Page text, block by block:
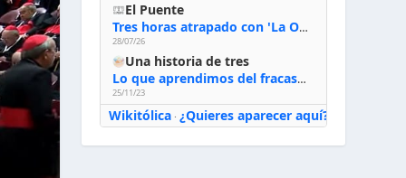
El Puente
Tres horas atrapado con 'La Odisea' de Nolan
28/07/26
Una historia de tres
Lo que aprendimos del fracaso al emprender
25/11/23
Wikitólica· ¿Quieres aparecer aquí?